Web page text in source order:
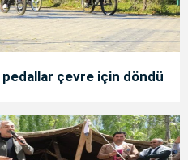
pedallar çevre için döndü